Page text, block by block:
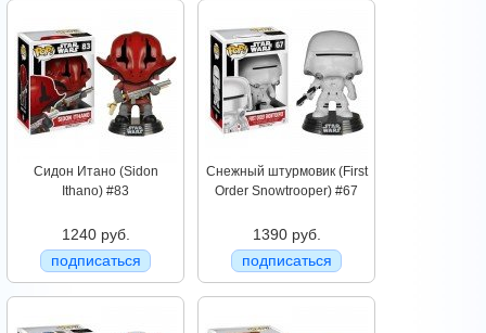
Сидон Итано (Sidon
Ithano) #83
1240 руб.
подписаться
Снежный штурмовик (First
Order Snowtrooper) #67
1390 руб.
подписаться